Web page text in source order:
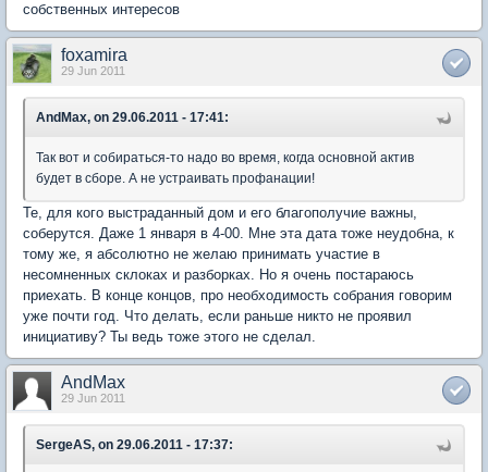
собственных интересов
foxamira
29 Jun 2011
AndMax, on 29.06.2011 - 17:41:
Так вот и собираться-то надо во время, когда основной актив
будет в сборе. А не устраивать профанации!
Те, для кого выстраданный дом и его благополучие важны,
соберутся. Даже 1 января в 4-00. Мне эта дата тоже неудобна, к
тому же, я абсолютно не желаю принимать участие в
несомненных склоках и разборках. Но я очень постараюсь
приехать. В конце концов, про необходимость собрания говорим
уже почти год. Что делать, если раньше никто не проявил
инициативу? Ты ведь тоже этого не сделал.
AndMax
29 Jun 2011
SergeAS, on 29.06.2011 - 17:37: